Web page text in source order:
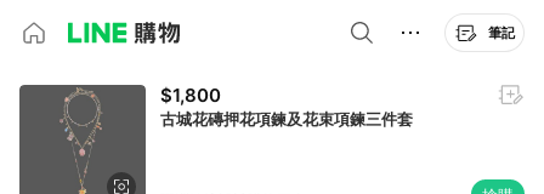
筆記
$1,800
古城花磚押花項鍊及花束項鍊三件套